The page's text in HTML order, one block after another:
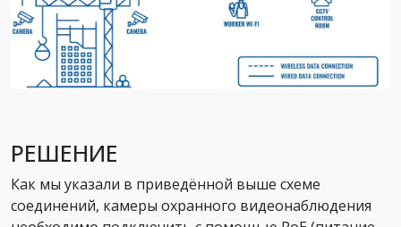
РЕШЕНИЕ
Как мы указали в приведённой выше схеме
соединений, камеры охранного видеонаблюдения